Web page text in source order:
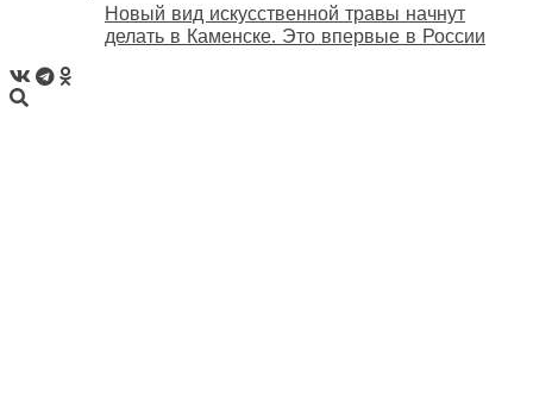
Новый вид искусственной травы начнут
делать в Каменске. Это впервые в России